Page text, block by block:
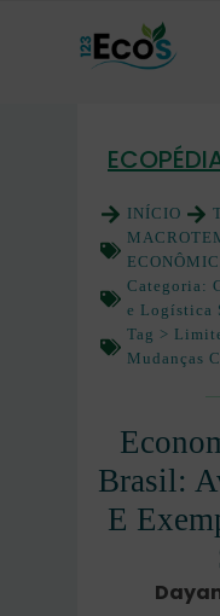
INÍCIO
Categoria:
e Logística
Tag >
Mudanças
Brasil:
E